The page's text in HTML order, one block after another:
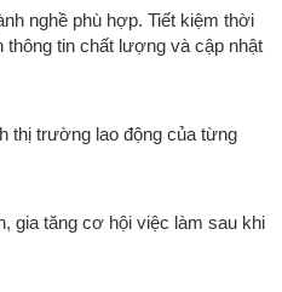
nghề phù hợp. Tiết kiệm thời
thông tin chất lượng và cập nhật
trường lao động của từng
tăng cơ hội việc làm sau khi